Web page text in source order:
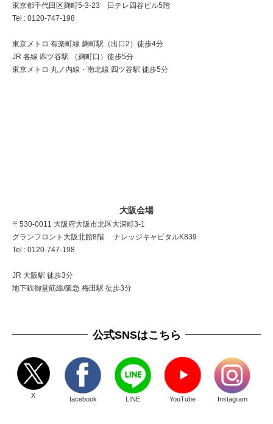
東京都千代田区麹町5-3-23 日テレ四谷ビル5階
Tel : 0120-747-198
東京メトロ 有楽町線 麹町駅（出口2）徒歩4分
JR 各線 四ツ谷駅 （麹町口）徒歩5分
東京メトロ 丸ノ内線・南北線 四ツ谷駅 徒歩5分
大阪会場
〒530-0011 大阪府大阪市北区大深町3-1
グランフロント大阪北館8階 ナレッジキャピタルK839
Tel : 0120-747-198
JR 大阪駅 徒歩3分
地下鉄御堂筋線/阪急 梅田駅 徒歩3分
公式SNSはこちら
X facebook LINE YouTube Instagram